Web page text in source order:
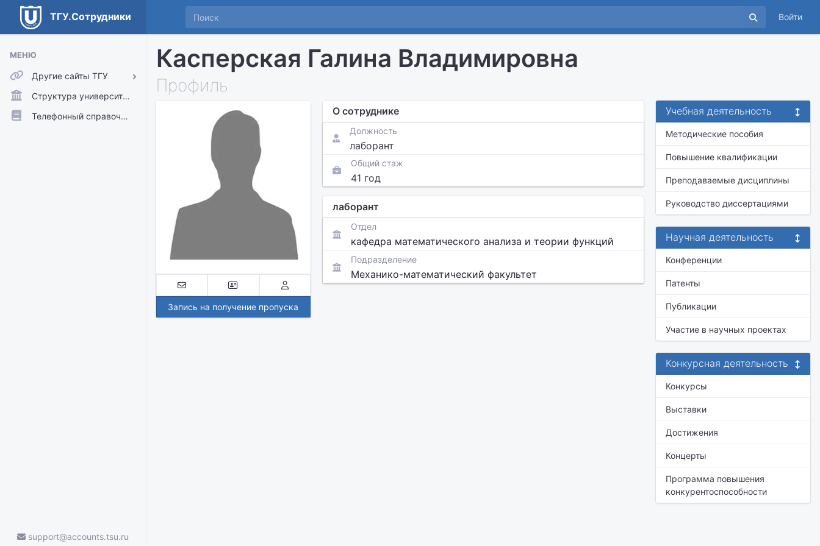
ТГУ.Сотрудники Войти
МЕНЮ
Другие сайты ТГУ
ТГУ.Аккаунты
ТГУ.Расписание
Структура университета
Телефонный справочник
support@accounts.tsu.ru
Касперская Галина Владимировна
Профиль
Запись на получение пропуска
О сотруднике
Должность
лаборант
Общий стаж
41 год
лаборант
Отдел
кафедра математического анализа и теории функций
Подразделение
Механико-математический факультет
Учебная деятельность
Методические пособия
Повышение квалификации
Преподаваемые дисциплины
Руководство диссертациями
Научная деятельность
Конференции
Патенты
Публикации
Участие в научных проектах
Конкурсная деятельность
Конкурсы
Выставки
Достижения
Концерты
Программа повышения
конкурентоспособности